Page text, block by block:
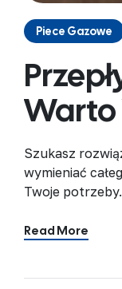
Piece Gazowe
Warto
Szukasz
wymieniać
Twoje
podgrzewacz
Read More